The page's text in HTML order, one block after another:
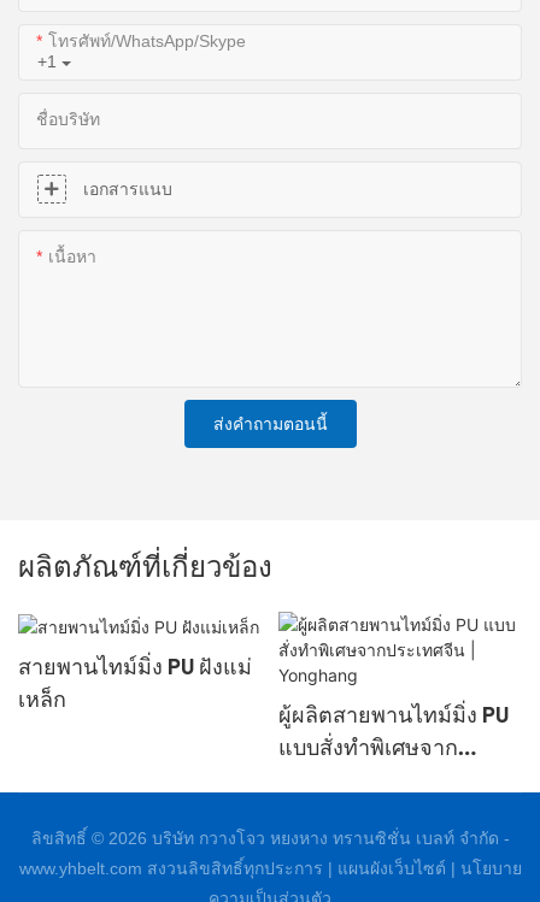
+1
โทรศัพท์/WhatsApp/Skype
ชื่อบริษัท
เอกสารแนบ
เนื้อหา
ส่งคำถามตอนนี้
ผลิตภัณฑ์ที่เกี่ยวข้อง
สายพานไทม์มิ่ง PU ฝังแม่
เหล็ก
ผู้ผลิตสายพานไทม์มิ่ง PU
แบบสั่งทำพิเศษจาก
ลิขสิทธิ์ © 2026 บริษัท กวางโจว หยงหาง ทรานซิชั่น เบลท์ จำกัด -
www.yhbelt.com สงวนลิขสิทธิ์ทุกประการ | แผนผังเว็บไซต์ | นโยบาย
ความเป็นส่วนตัว